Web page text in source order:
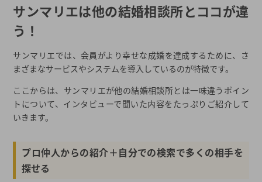
サンマリエは他の結婚相談所とココが違
う！
サンマリエでは、会員がより幸せな成婚を達成するために、さ
まざまなサービスやシステムを導入しているのが特徴です。
ここからは、サンマリエが他の結婚相談所とは一味違うポイン
トについて、インタビューで聞いた内容をたっぷりご紹介して
いきます。
プロ仲人からの紹介＋自分での検索で多くの相手を
探せる